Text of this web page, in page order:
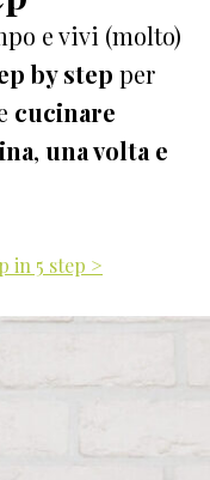
e vivi (molto)
by step per
cucinare
, una volta e
in 5 step >